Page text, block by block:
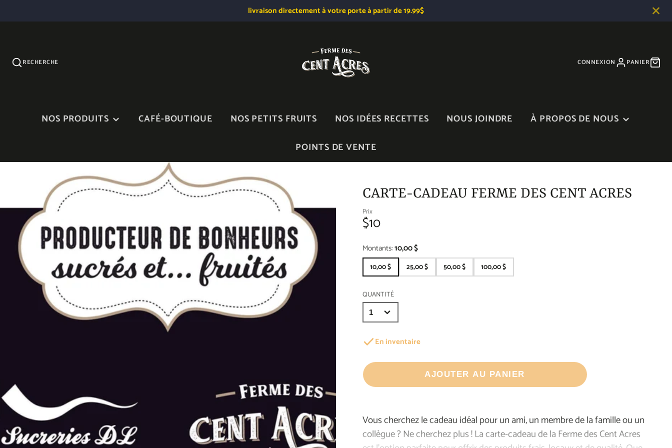
livraison directement à votre porte à partir de 19.99$
RECHERCHE CONNEXION PANIER
NOS PRODUITS
SIROP D'ÉRABLE ET
PRODUITS D'ÉRABLE
VINAIGRETTES
NOS TERRINES ET
NOS PANIERS-
CADEAUX
TERRE DU 9
CARTE CADEAU
CAFÉ-BOUTIQUE NOS PETITS FRUITS NOS IDÉES RECETTES NOUS JOINDRE À PROPOS DE NOUS
BLOGUE
POINTS DE VENTE
CARTE-CADEAU FERME DES CENT ACRES
Prix
$10
Montants:10,00 $
10,00 $ 25,00 $ 50,00 $ 100,00 $
QUANTITÉ
En inventaire
AJOUTER AU PANIER
Vous cherchez le cadeau idéal pour un ami, un membre de la famille ou un
collègue ? Ne cherchez plus ! La carte-cadeau de la Ferme des Cent Acres